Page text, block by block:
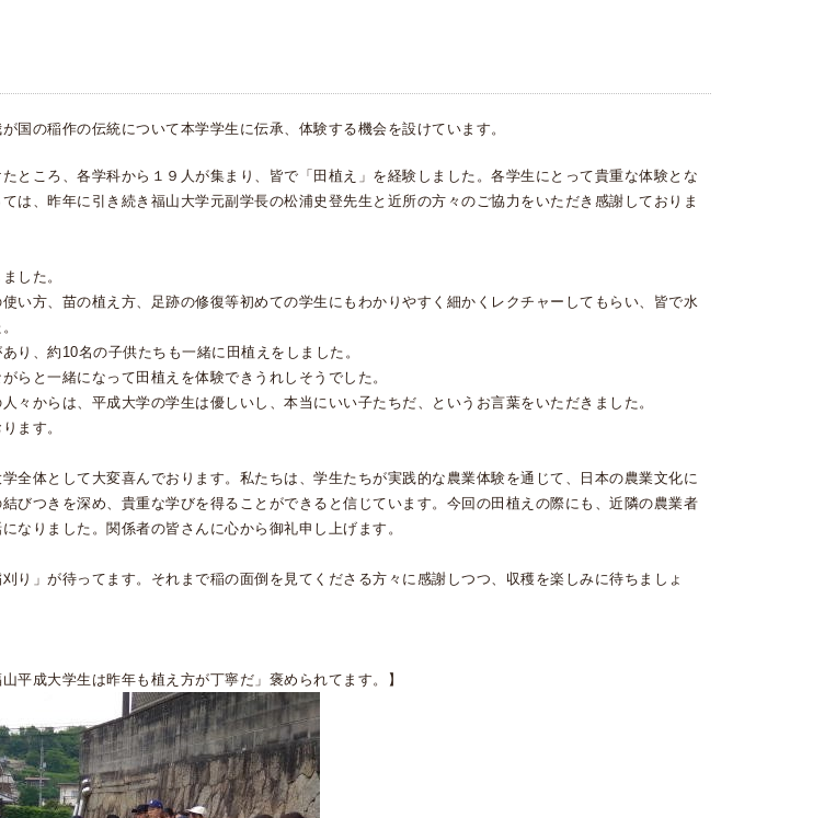
国の稲作の伝統について本学学生に伝承、体験する機会を設けています。
ところ、各学科から１９人が集まり、皆で「田植え」を経験しました。各学生にとって貴重な体験とな
は、昨年に引き続き福山大学元副学長の松浦史登先生と近所の方々のご協力をいただき感謝しておりま
した。
い方、苗の植え方、足跡の修復等初めての学生にもわかりやすく細かくレクチャーしてもらい、皆で水
り、約10名の子供たちも一緒に田植えをしました。
らと一緒になって田植えを体験できうれしそうでした。
々からは、平成大学の学生は優しいし、本当にいい子たちだ、というお言葉をいただきました。
ます。
全体として大変喜んでおります。私たちは、学生たちが実践的な農業体験を通じて、日本の農業文化に
びつきを深め、貴重な学びを得ることができると信じています。今回の田植えの際にも、近隣の農業者
なりました。関係者の皆さんに心から御礼申し上げます。
り」が待ってます。それまで稲の面倒を見てくださる方々に感謝しつつ、収穫を楽しみに待ちましょ
平成大学生は昨年も植え方が丁寧だ」褒められてます。】